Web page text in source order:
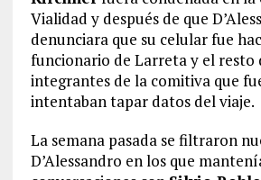
Vialidad y después de que
denunciara que su celular fue
funcionario de Larreta y el resto
integrantes de la comitiva que
intentaban tapar datos del viaje.
La semana pasada se filtraron
D’Alessandro en los que